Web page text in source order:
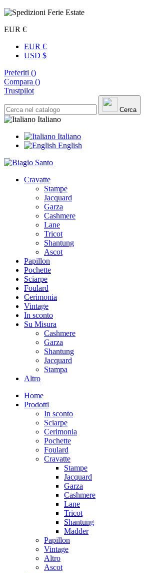
EUR €
EUR €
USD $
Preferiti ()
Compara ()
Trustpilot
Cerca
Italiano
Italiano
English
Cravatte
Stampe
Jacquard
Garza
Cashmere
Lane
Tricot
Shantung
Ascot
Papillon
Pochette
Sciarpe
Foulard
Cerimonia
Vintage
In sconto
Su Misura
Cashmere
Garza
Shantung
Jacquard
Stampa
Altro
Home
Prodotti
In sconto
Sciarpe
Cerimonia
Pochette
Foulard
Cravatte
Stampe
Jacquard
Garza
Cashmere
Lane
Tricot
Shantung
Madder
Papillon
Vintage
Altro
Ascot